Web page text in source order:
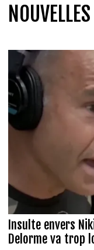
NOUVELLES
Insulte envers
Delorme va trop